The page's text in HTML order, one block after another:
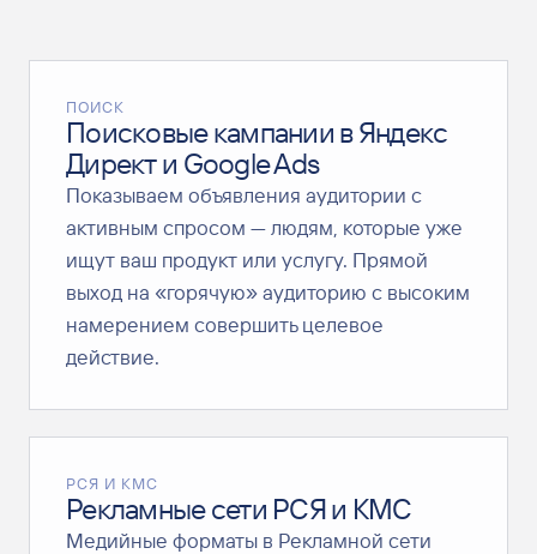
ПОИСК
Поисковые кампании в Яндекс
Директ и Google Ads
Показываем объявления аудитории с
активным спросом — людям, которые уже
ищут ваш продукт или услугу. Прямой
выход на «горячую» аудиторию с высоким
намерением совершить целевое
действие.
РСЯ И КМС
Рекламные сети РСЯ и КМС
Медийные форматы в Рекламной сети